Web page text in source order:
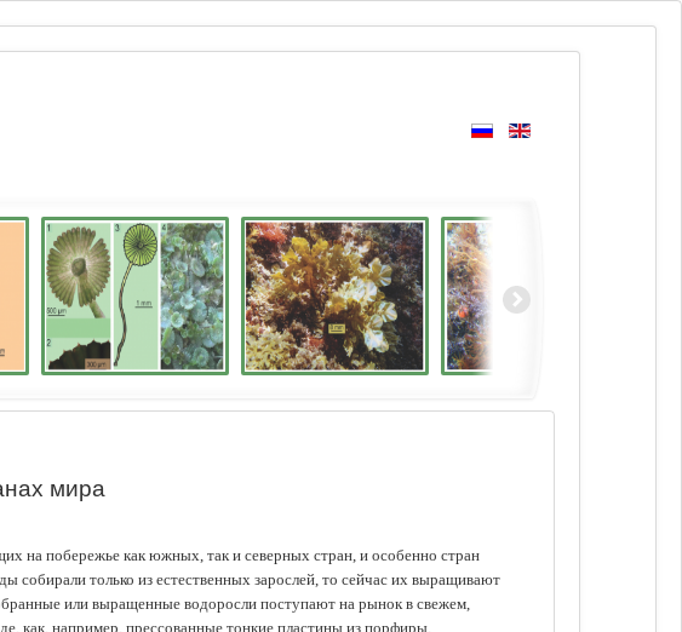
мира
на побережье как южных, так и северных стран, и особенно стран
собирали только из естественных зарослей, то сейчас их выращивают
или выращенные водоросли поступают на рынок в свежем,
как, например, прессованные тонкие пластины из порфиры,